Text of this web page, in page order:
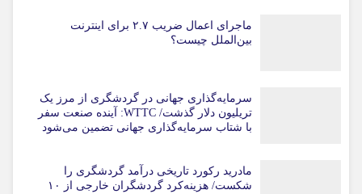
ماجرای اعمال ضریب ۲.۷ برای اینترنت
بین‌الملل چیست؟
سرمایه‌گذاری جهانی در گردشگری از مرز یک
تریلیون دلار گذشت/ WTTC: آینده صنعت سفر
با شتاب سرمایه‌گذاری جهانی تضمین می‌شود
مادرید رکورد تاریخی درآمد گردشگری را
شکست/ هزینه‌کرد گردشگران خارجی از ۱۰